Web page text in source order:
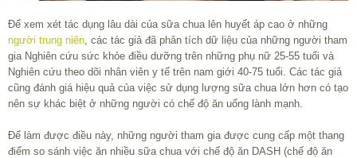
Để xem xét tác dụng lâu dài của sữa chua lên huyết áp cao ở những
người trung niên, các tác giả đã phân tích dữ liệu của những người tham
gia Nghiên cứu sức khỏe điều dưỡng trên những phụ nữ 25-55 tuổi và
Nghiên cứu theo dõi nhân viên y tế trên nam giới 40-75 tuổi. Các tác giả
cũng đánh giá hiệu quả của việc sử dụng lượng sữa chua lớn hơn có tạo
nên sự khác biệt ở những người có chế độ ăn uống lành mạnh.
Để làm được điều này, những người tham gia được cung cấp một thang
điểm so sánh việc ăn nhiều sữa chua với chế độ ăn DASH (chế độ ăn